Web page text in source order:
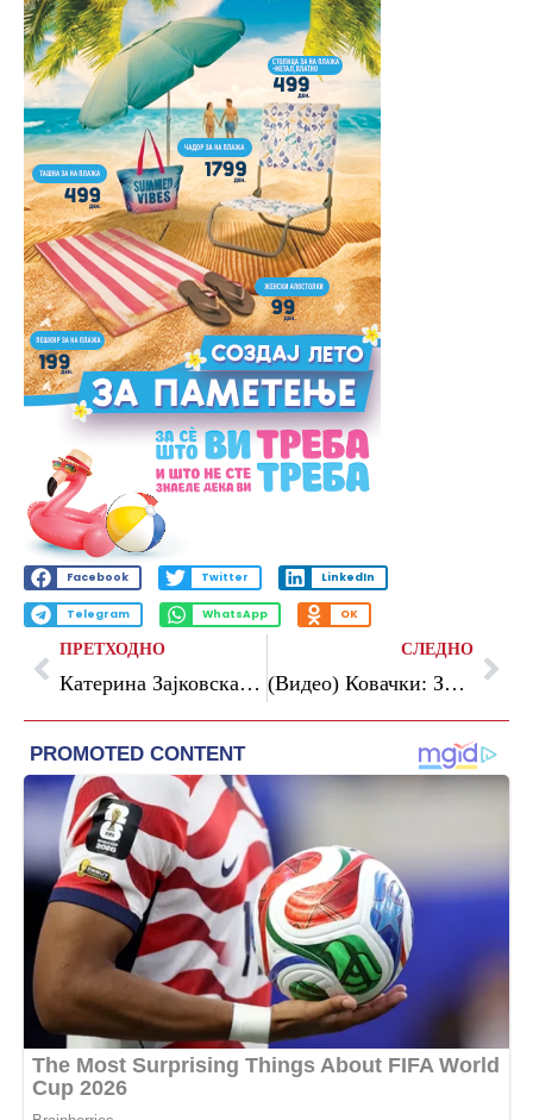
Facebook Twitter LinkedIn
Telegram WhatsApp OK
ПРЕТХОДНО
Катерина Зајковска даде свечена изјава како нова членка на Антикорупциска
СЛЕДНО
(Видео) Ковачки: Заедно испишавме уште една значајна страница од нашата историја, 36 години ВМРО-ДПМНЕ – посветеност, единство и доверба